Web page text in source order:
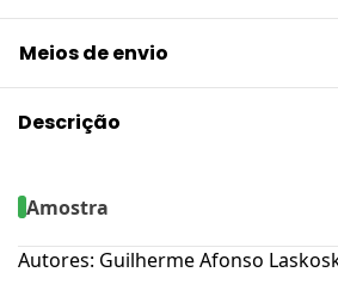
Meios de envio
Descrição
Amostra
Autores: Guilherme Afonso